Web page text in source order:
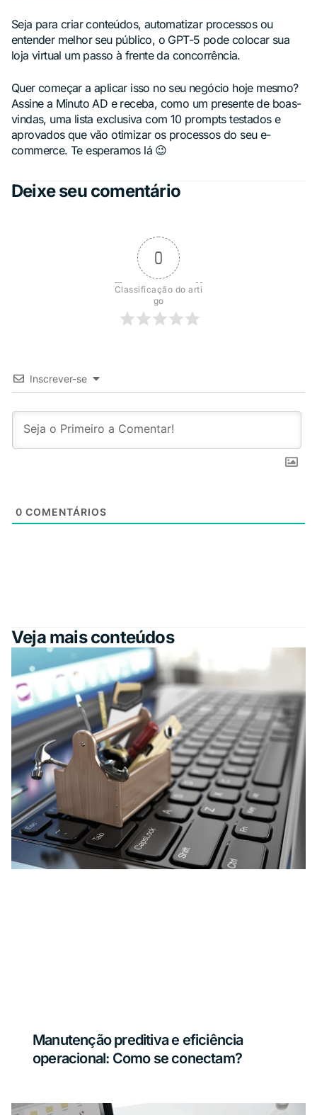
Seja para criar conteúdos, automatizar processos ou
entender melhor seu público, o GPT-5 pode colocar sua
loja virtual um passo à frente da concorrência.
Quer começar a aplicar isso no seu negócio hoje mesmo?
Assine a Minuto AD e receba, como um presente de boas-
vindas, uma lista exclusiva com 10 prompts testados e
aprovados que vão otimizar os processos do seu e-
commerce. Te esperamos lá 😉
Deixe seu comentário
0
Classificação do arti
go
Inscrever-se
0 COMENTÁRIOS
Veja mais conteúdos
Manutenção preditiva e eficiência
operacional: Como se conectam?